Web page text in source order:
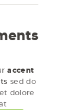
accent
sed do
dolore